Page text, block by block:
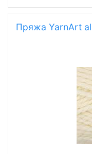
Пряжа YarnArt